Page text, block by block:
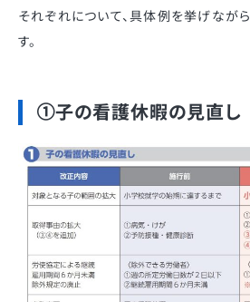
それぞれについて、具体例を挙げなが
す。
①子の看護休暇の見直し